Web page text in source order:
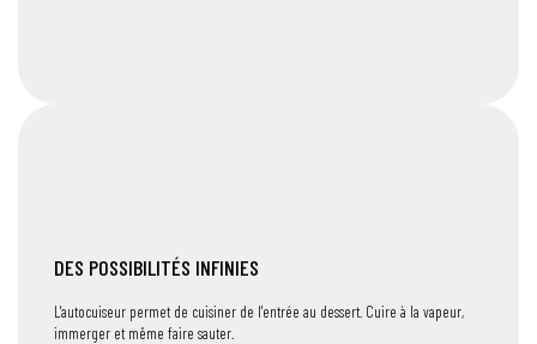
DES POSSIBILITÉS INFINIES
L'autocuiseur permet de cuisiner de l'entrée au dessert. Cuire à la vapeur,
immerger et même faire sauter.